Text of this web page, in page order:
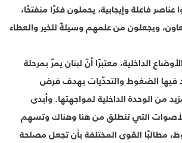
فاعلة وإيجابية، يحملون فكرًا منفتحًا،
ويجعلون من علمهم وسيلةً للخير والعطاء
الداخلية، معتبرًا أنّ لبنان يمرّ بمرحلة
فيها الضغوط والتحدّيات بهدف فرض
من الوحدة الداخلية لمواجهتها. وأبدى
التي تنطلق من هنا وهناك وتسهم
مطالبًا القوى المختلفة بأن تجعل مصلحة